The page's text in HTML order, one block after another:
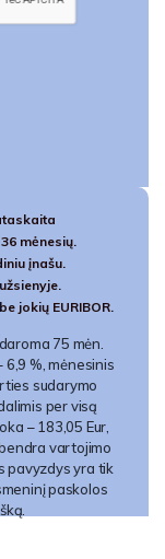
mėnesių.
įnašu.
jokių EURIBOR.
75 mėn.
%, mėnesinis
sudarymo
per visą
– 183,05 Eur,
vartojimo
pavyzdys yra tik
paskolos